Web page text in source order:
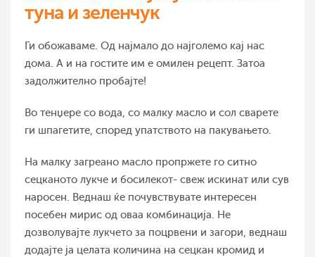
туна и зеленчук
Ги обожаваме. Од најмало до најголемо кај нас
дома. А и на гостите им е омилен рецепт. Затоа
задолжително пробајте!
Во тенџере со вода, со малку масло и сол сварете
ги шпагетите, според упатството на пакувањето.
На малку загреано масло пропржете го ситно
сецканото лукче и босилекот- свеж искинат или сув
наросен. Веднаш ќе почувствувате интересен
посебен мирис од оваа комбинација. Не
дозволувајте лукчето за поцрвени и загори, веднаш
додајте ја целата количина на сецкан кромид и